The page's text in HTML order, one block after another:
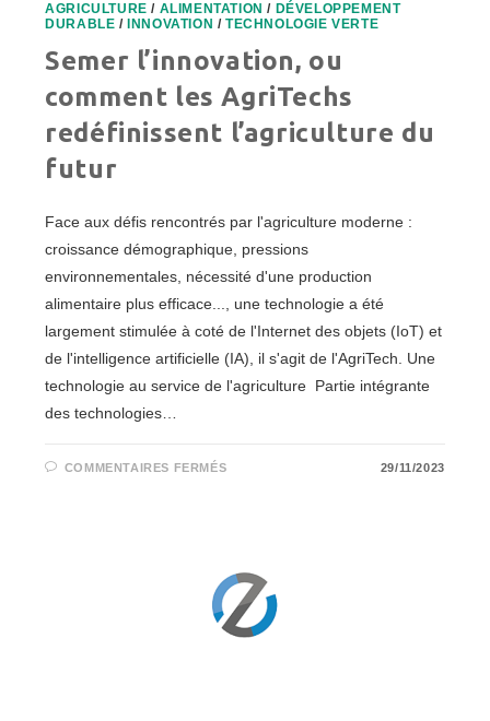
AGRICULTURE / ALIMENTATION / DÉVELOPPEMENT
DURABLE / INNOVATION /TECHNOLOGIE VERTE
Semer l’innovation, ou
comment les AgriTechs
redéfinissent l’agriculture du
futur
Face aux défis rencontrés par l'agriculture moderne :
croissance démographique, pressions
environnementales, nécessité d'une production
alimentaire plus efficace..., une technologie a été
largement stimulée à coté de l'Internet des objets (IoT) et
de l'intelligence artificielle (IA), il s'agit de l'AgriTech. Une
technologie au service de l'agriculture Partie intégrante
des technologies…
COMMENTAIRES FERMÉSSUR
L’AGRICULTURE
DU
FUTUR
29/11/2023